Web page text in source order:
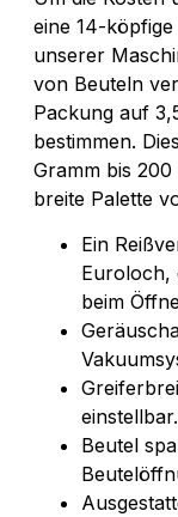
eine 14-
unserer
von Beuteln
Packung auf
bestimmen.
Gramm bis
breite Palette
Ein
Euroloch,
beim
einstellbar.
Beutel